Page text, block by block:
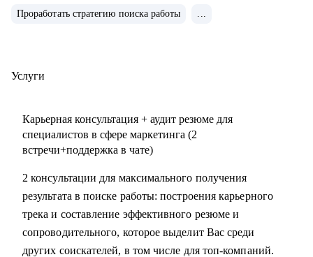
• Провела более 150 собеседований, более 120 менторских
странах MENA.
С чем помогу:
• Подготовиться к карьерному переходу в сферу
маркетинга, и в сфере маркетинга из одной отрасли в
другую
• Выявить сильные стороны, а главное, ключевую
ценность, за которую будут доплачивать
• Сформулировать карьерную цель и разработать план для
Проработать стратегию поиска работы ...
Услуги
Карьерная консультация + аудит резюме для
специалистов в сфере маркетинга (2
встречи+поддержка в чате)
2 консультации для максимального получения
результата в поиске работы: построения карьерного
трека и составление эффективного резюме и
сопроводительного, которое выделит Вас среди
других соискателей, в том числе для топ-компаний.